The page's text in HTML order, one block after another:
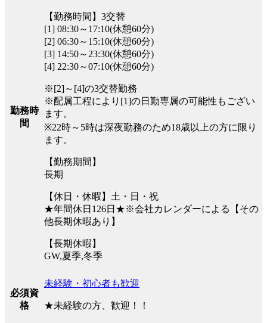
勤務時
間
【勤務時間】3交替
[1] 08:30～17:10(休憩60分)
[2] 06:30～15:10(休憩60分)
[3] 14:50～23:30(休憩60分)
[4] 22:30～07:10(休憩60分)
※[2]～[4]の3交替勤務
※配属工程により[1]の日勤専属の可能性もござい
ます。
※22時～5時は深夜勤務のため18歳以上の方に限り
ます。
【勤務期間】
長期
【休日・休暇】土・日・祝
★年間休日126日★※会社カレンダーによる【その
他長期休暇あり】
【長期休暇】
GW,夏季,冬季
必須資
格
未経験・初心者も歓迎
★未経験の方、歓迎！！